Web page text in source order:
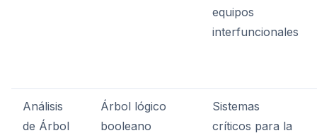
equipos
interfuncionales
Análisis
de Árbol
Árbol lógico
booleano
Sistemas
críticos para la